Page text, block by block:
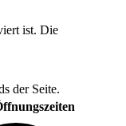
ist. Die
der Seite.